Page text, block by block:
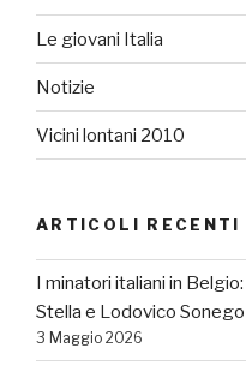
Le giovani Italia
Notizie
Vicini lontani 2010
ARTICOLI RECENTI
I minatori italiani in
Stella e Lodovico Sonego
3 Maggio 2026